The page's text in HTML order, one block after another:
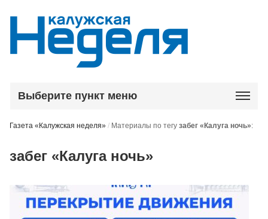
Выберите пункт меню
Газета «Калужская неделя» / Материалы по тегузабег «Калуга ночь»:
забег «Калуга ночь»